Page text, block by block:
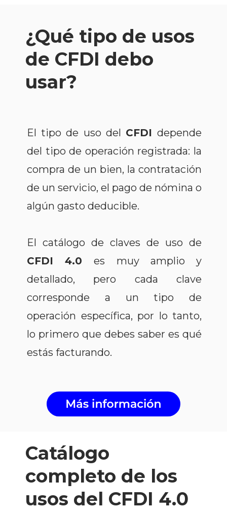
¿Qué tipo de usos
de CFDI debo
usar?
El tipo de uso del CFDIdepende
del tipo de operación registrada: la
compra de un bien, la contratación
de un servicio, el pago de nómina o
algún gasto deducible.
El catálogo de claves de uso de
CFDI 4.0es muy amplio y
detallado, pero cada clave
corresponde a un tipo de
operación específica, por lo tanto,
lo primero que debes saber es qué
estás facturando.
Catálogo
completo de los
usos del CFDI 4.0